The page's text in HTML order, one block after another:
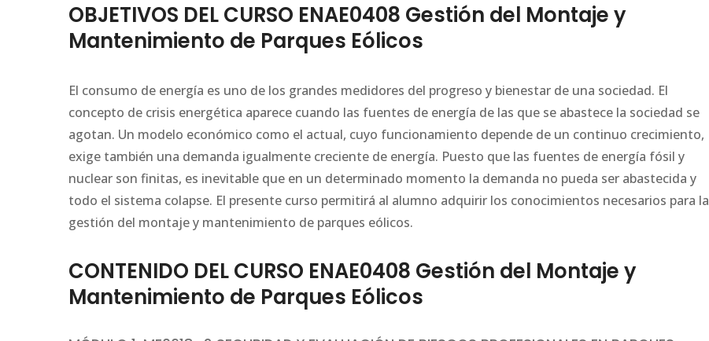
OBJETIVOS DEL CURSO ENAE0408 Gestión del Montaje y
Mantenimiento de Parques Eólicos
El consumo de energía es uno de los grandes medidores del progreso y bienestar de una sociedad. El
concepto de crisis energética aparece cuando las fuentes de energía de las que se abastece la sociedad se
agotan. Un modelo económico como el actual, cuyo funcionamiento depende de un continuo crecimiento,
exige también una demanda igualmente creciente de energía. Puesto que las fuentes de energía fósil y
nuclear son finitas, es inevitable que en un determinado momento la demanda no pueda ser abastecida y
todo el sistema colapse. El presente curso permitirá al alumno adquirir los conocimientos necesarios para la
gestión del montaje y mantenimiento de parques eólicos.
CONTENIDO DEL CURSO ENAE0408 Gestión del Montaje y
Mantenimiento de Parques Eólicos